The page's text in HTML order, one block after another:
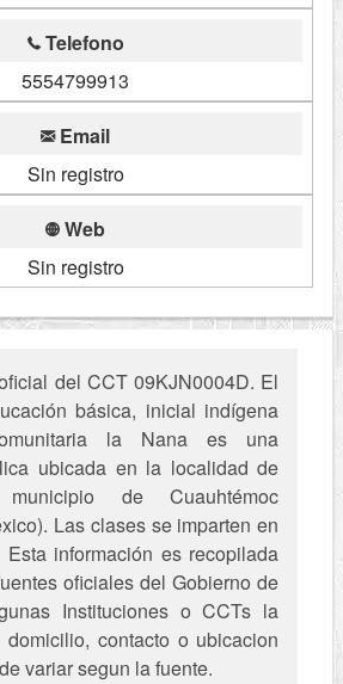
Telefono
5554799913
Email
Sin registro
Web
Sin registro
del CCT 09KJN0004D. El
básica, inicial indígena
la Nana es una
ubicada en la localidad de
municipio de Cuauhtémoc
Las clases se imparten en
Esta información es recopilada
oficiales del Gobierno de
Instituciones o CCTs la
domicilio, contacto o ubicacion
variar segun la fuente.